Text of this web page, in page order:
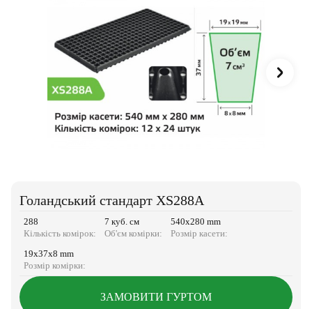
Голандський стандарт XS288A
288
Кількість комірок:
7 куб. см
Об'єм комірки:
540х280 mm
Розмір касети:
19х37х8 mm
Розмір комірки:
ЗАМОВИТИ ГУРТОМ